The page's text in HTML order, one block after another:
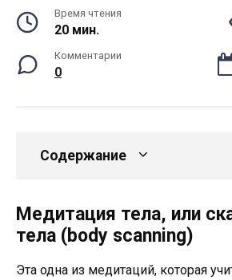
Время чтения
20 мин.
Комментарии
0
Содержание
Медитация тела, или
тела (body scanning)
Эта одна из медитаций, которая